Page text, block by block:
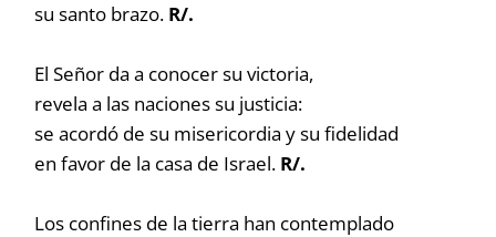
su santo brazo. R/.
El Señor da a conocer su victoria,
revela a las naciones su justicia:
se acordó de su misericordia y su fidelidad
en favor de la casa de Israel. R/.
Los confines de la tierra han contemplado